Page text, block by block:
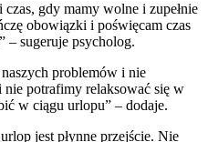
gdy mamy wolne i zupełnie
obowiązki i poświęcam czas
– sugeruje psycholog.
problemów i nie
nie potrafimy relaksować się w
w ciągu urlopu” – dodaje.
jest płynne przejście. Nie